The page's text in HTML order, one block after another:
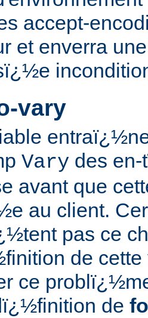
accept-
et enverra
vary
Vary des
avant que
au client.
pas ce
de cette
ce
de